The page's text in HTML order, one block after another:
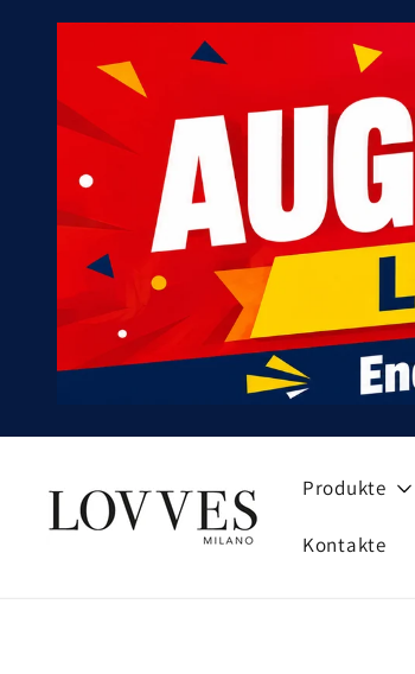
Inhalt
Produkte
Kontakte